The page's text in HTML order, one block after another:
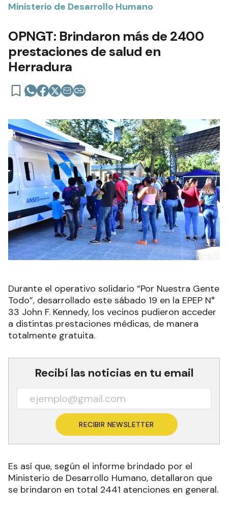
Ministerio de Desarrollo Humano
OPNGT: Brindaron más de 2400
prestaciones de salud en
Herradura
Durante el operativo solidario “Por Nuestra Gente
Todo”, desarrollado este sábado 19 en la EPEP N°
33 John F. Kennedy, los vecinos pudieron acceder
a distintas prestaciones médicas, de manera
totalmente gratuita.
Recibí las noticias en tu email
RECIBIR NEWSLETTER
Es así que, según el informe brindado por el
Ministerio de Desarrollo Humano, detallaron que
se brindaron en total 2441 atenciones en general.